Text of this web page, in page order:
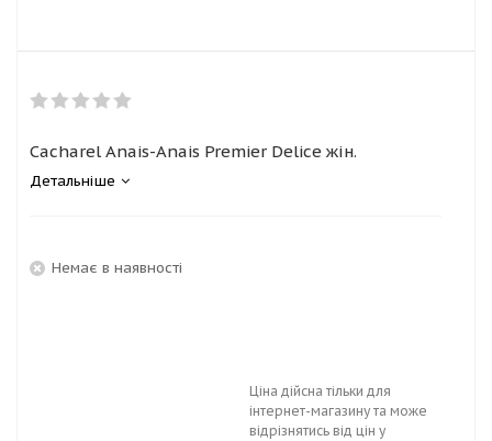
Cacharel Anais-Anais Premier Delice жін.
Детальніше
Немає в наявності
Ціна дійсна тільки для
інтернет-магазину та може
відрізнятись від цін у